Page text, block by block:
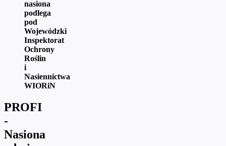
nasiona
podlega
pod
Wojewódzki
Inspektorat
Ochrony
Roślin
i
Nasiennictwa
WIORiN
PROFI
-
Nasiona